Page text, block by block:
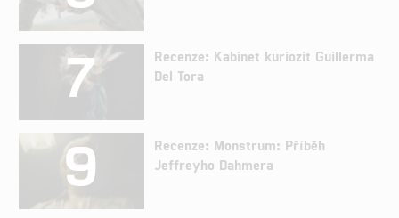
7
Recenze: Kabinet kuriozit Guillerma
Del Tora
9
Recenze: Monstrum: Příběh
Jeffreyho Dahmera